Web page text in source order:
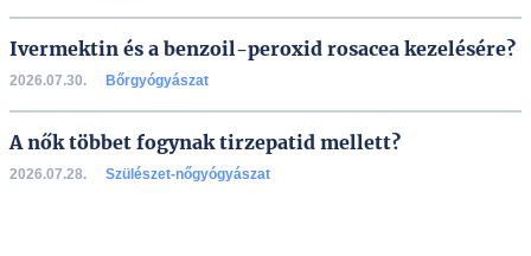
Ivermektin és a benzoil-peroxid rosacea kezelésére?
2026.07.30. Bőrgyógyászat
A nők többet fogynak tirzepatid mellett?
2026.07.28. Szülészet-nőgyógyászat